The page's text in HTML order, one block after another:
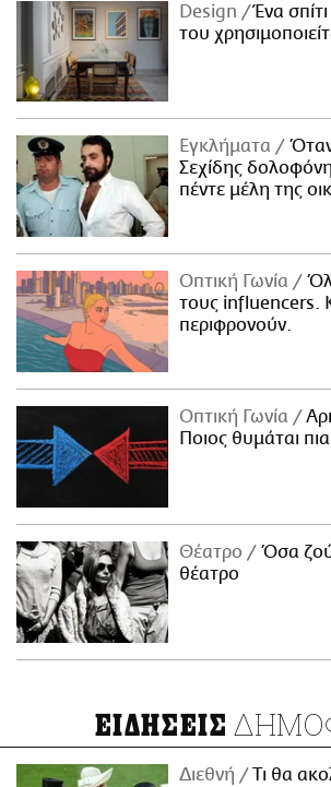
Design
Ένα
του
Εγκλήματα
Σεχίδης
πέντε μέλη της
Οπτική Γωνία
τους influencers.
περιφρονούν.
Οπτική Γωνία
Ποιος θυμάται
Θέατρο
Όσα
θέατρο
ΕΙΔΗΣΕΙΣ
Διεθνή
Τι θα